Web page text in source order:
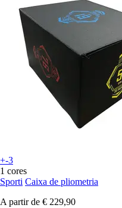
+-3
1 cores
Sporti Caixa de pliometria
A partir de € 229,90